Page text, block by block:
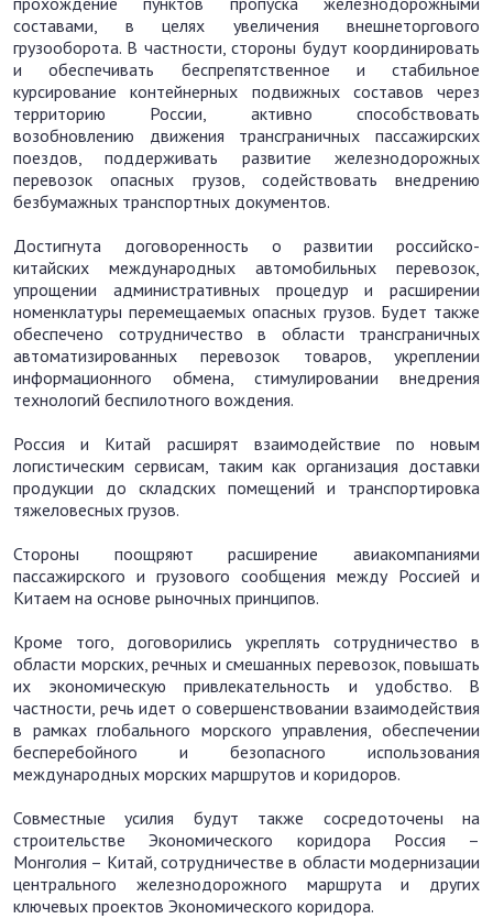
составами, в целях увеличения внешнеторгового
грузооборота. В частности, стороны будут координировать
и обеспечивать беспрепятственное и стабильное
курсирование контейнерных подвижных составов через
территорию России, активно способствовать
возобновлению движения трансграничных пассажирских
поездов, поддерживать развитие железнодорожных
перевозок опасных грузов, содействовать внедрению
безбумажных транспортных документов.
Достигнута договоренность о развитии российско-
китайских международных автомобильных перевозок,
упрощении административных процедур и расширении
номенклатуры перемещаемых опасных грузов. Будет также
обеспечено сотрудничество в области трансграничных
автоматизированных перевозок товаров, укреплении
информационного обмена, стимулировании внедрения
технологий беспилотного вождения.
Россия и Китай расширят взаимодействие по новым
логистическим сервисам, таким как организация доставки
продукции до складских помещений и транспортировка
тяжеловесных грузов.
Стороны поощряют расширение авиакомпаниями
пассажирского и грузового сообщения между Россией и
Китаем на основе рыночных принципов.
Кроме того, договорились укреплять сотрудничество в
области морских, речных и смешанных перевозок, повышать
их экономическую привлекательность и удобство. В
частности, речь идет о совершенствовании взаимодействия
в рамках глобального морского управления, обеспечении
бесперебойного и безопасного использования
международных морских маршрутов и коридоров.
Совместные усилия будут также сосредоточены на
строительстве Экономического коридора Россия –
Монголия – Китай, сотрудничестве в области модернизации
центрального железнодорожного маршрута и других
ключевых проектов Экономического коридора.